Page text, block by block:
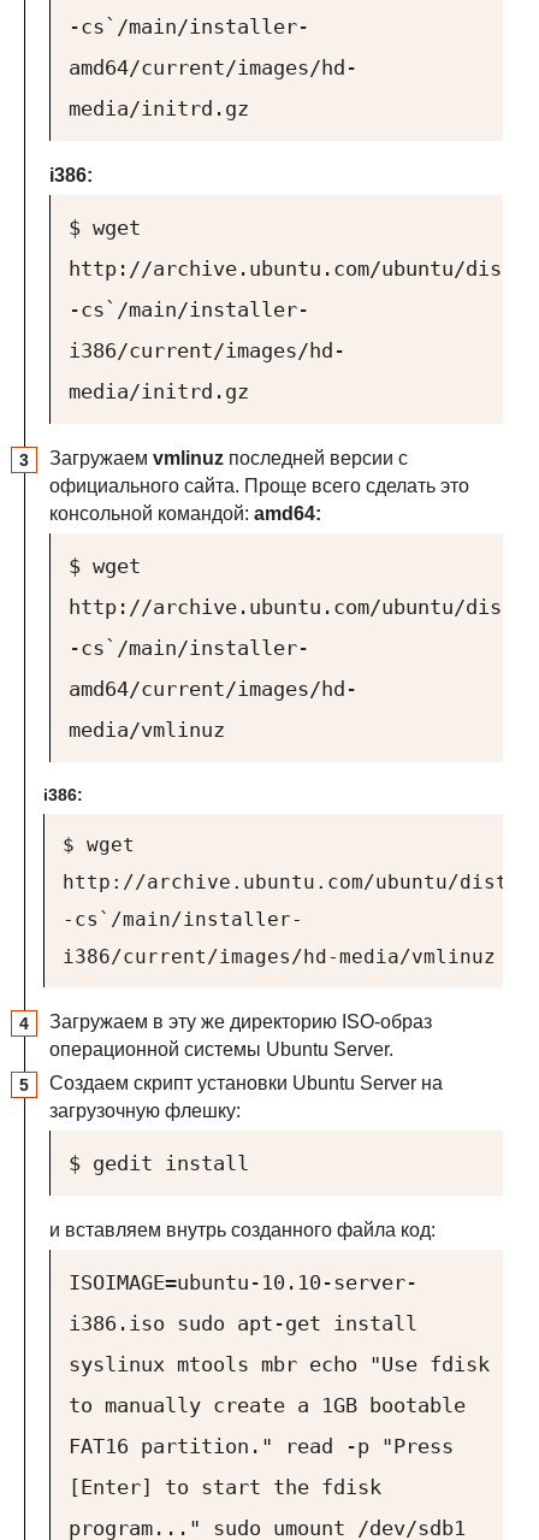
-cs`/main/installer-
amd64/current/images/hd-
media/initrd.gz
i386:
$ wget
http://archive.ubuntu.com/ubuntu/
-cs`/main/installer-
i386/current/images/hd-
media/initrd.gz
Загружаем vmlinuz последней версии с
официального сайта. Проще всего сделать это
консольной командой: amd64:
$ wget
http://archive.ubuntu.com/ubuntu/
-cs`/main/installer-
amd64/current/images/hd-
media/vmlinuz
i386:
$ wget
http://archive.ubuntu.com/ubuntu/dists/
-cs`/main/installer-
i386/current/images/hd-media/vmlinuz
Загружаем в эту же директорию ISO-образ
операционной системы Ubuntu Server.
Создаем скрипт установки Ubuntu Server на
загрузочную флешку:
$ gedit install
и вставляем внутрь созданного файла код:
ISOIMAGE=ubuntu-10.10-server-
i386.iso sudo apt-get install
syslinux mtools mbr echo "Use fdisk
to manually create a 1GB bootable
FAT16 partition." read -p "Press
[Enter] to start the fdisk
program..." sudo umount /dev/sdb1